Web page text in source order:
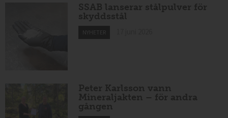
SSAB lanserar stålpulver för
skyddsstål
NYHETER
Peter Karlsson vann
Mineraljakten – för andra
gången